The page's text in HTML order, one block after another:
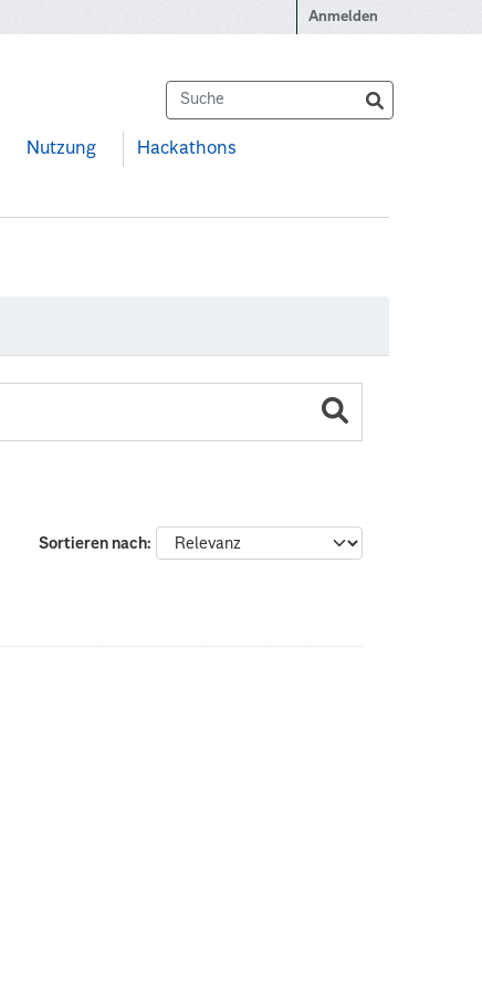
Anmelden
Nutzung Hackathons
Sortieren nach